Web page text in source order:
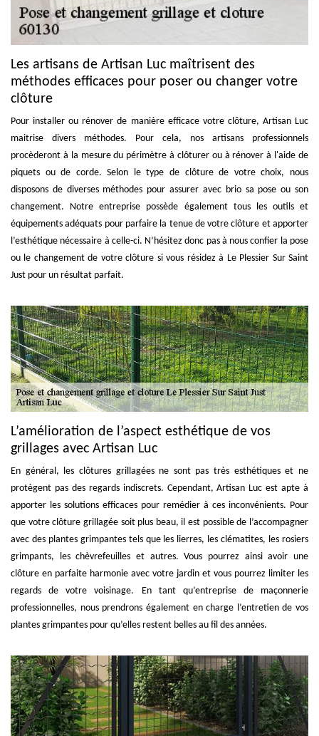
Les artisans de Artisan Luc maîtrisent des
méthodes efficaces pour poser ou changer votre
clôture
Pour installer ou rénover de manière efficace votre clôture, Artisan Luc
maitrise divers méthodes. Pour cela, nos artisans professionnels
procèderont à la mesure du périmètre à clôturer ou à rénover à l'aide de
piquets ou de corde. Selon le type de clôture de votre choix, nous
disposons de diverses méthodes pour assurer avec brio sa pose ou son
changement. Notre entreprise possède également tous les outils et
équipements adéquats pour parfaire la tenue de votre clôture et apporter
l’esthétique nécessaire à celle-ci. N’hésitez donc pas à nous confier la pose
ou le changement de votre clôture si vous résidez à Le Plessier Sur Saint
Just pour un résultat parfait.
L’amélioration de l’aspect esthétique de vos
grillages avec Artisan Luc
En général, les clôtures grillagées ne sont pas très esthétiques et ne
protègent pas des regards indiscrets. Cependant, Artisan Luc est apte à
apporter les solutions efficaces pour remédier à ces inconvénients. Pour
que votre clôture grillagée soit plus beau, il est possible de l’accompagner
avec des plantes grimpantes tels que les lierres, les clématites, les rosiers
grimpants, les chèvrefeuilles et autres. Vous pourrez ainsi avoir une
clôture en parfaite harmonie avec votre jardin et vous pourrez limiter les
regards de votre voisinage. En tant qu’entreprise de maçonnerie
professionnelles, nous prendrons également en charge l’entretien de vos
plantes grimpantes pour qu’elles restent belles au fil des années.